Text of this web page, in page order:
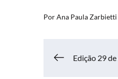
PorAna Paula
Edição 29